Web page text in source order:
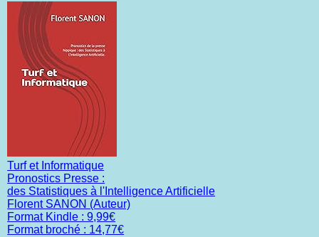
Turf et Informatique
Pronostics Presse :
des Statistiques à l'Intelligence Artificielle
Florent SANON (Auteur)
Format Kindle : 9,99€
Format broché : 14,77€